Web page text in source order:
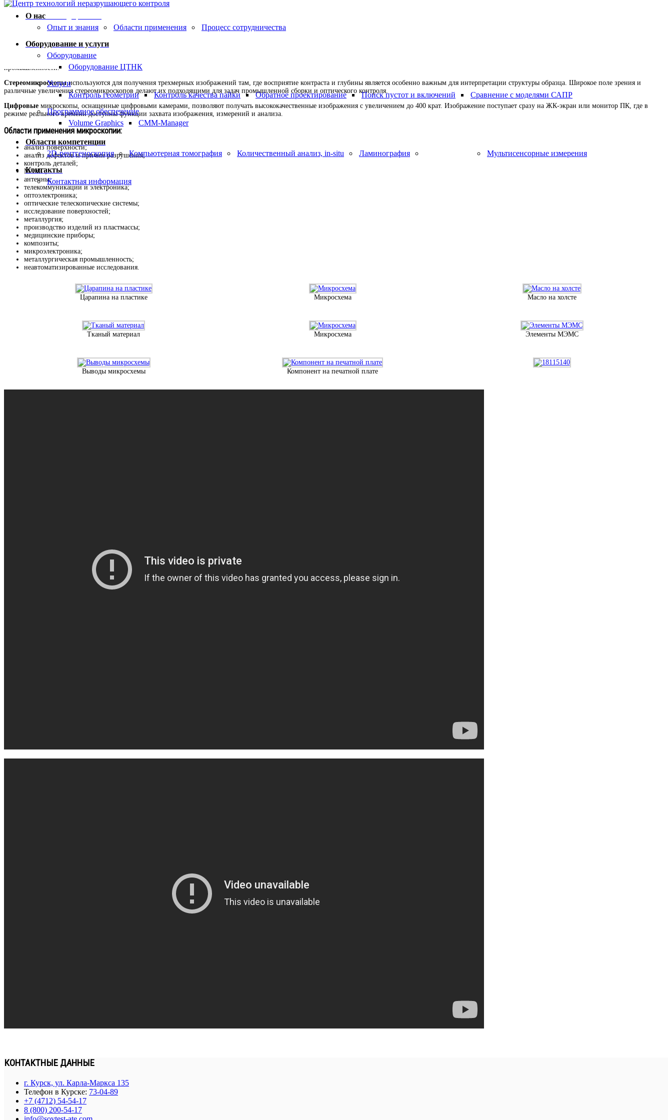
О нас
Опыт и знания
Области применения
Процесс сотрудничества
Оборудование и услуги
Оборудование
Оборудование ЦТНК
Услуги
Контроль геометрии
Контроль качества пайки Обратное проектирование Поиск пустот и включений
Сравнение с моделями САПР
Программное обеспечение
Volume Graphics
CMM-Manager
Области компетенции
2D-рентгеноскопия
Компьютерная томография Количественный анализ, in-situ Ламинография
Мультисенсорные измерения
Контакты
Контактная информация
Микроскопия
контраста оптические микроскопы можно разделить на несколько типов:
Исследовательские– прямые микроскопы для работы в различных методах освещения и контраста. Отвечают разнообразным требованиям наблюдения, контроля, исследования и анализа в широком спектре отраслей
промышленности.
Стереомикроскопыиспользуются для получения трехмерных изображений там, где восприятие контраста и глубины является особенно важным для интерпретации структуры образца. Широкое поле зрения и
различные увеличения стереомикроскопов делают их подходящими для задач промышленной сборки и оптического контроля.
Цифровые микроскопы, оснащенные цифровыми камерами, позволяют получать высококачественные изображения с увеличением до 400 крат. Изображение поступает сразу на ЖК-экран или монитор ПК, где в
режиме реального времени доступны функции захвата изображения, измерений и анализа.
Области применения микроскопии:
анализ поверхности;
анализ дефектов и причин разрушения;
контроль деталей;
МЭМС;
антенны;
телекоммуникации и электроника;
оптоэлектроника;
оптические телескопические системы;
исследование поверхностей;
металлургия;
производство изделий из пластмассы;
медицинские приборы;
композиты;
микроэлектроника;
металлургическая промышленность;
неавтоматизированные исследования.
Царапина на пластике Микросхема Масло на холсте
Тканый материал Микросхема Элементы МЭМС
Выводы микросхемы Компонент на печатной плате
КОНТАКТНЫЕ ДАННЫЕ
г. Курск, ул. Карла-Маркса 135
Телефон в Курске: 73-04-89
+7 (4712) 54-54-17
8 (800) 200-54-17